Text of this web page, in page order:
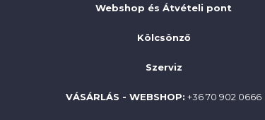
Webshop és Átvételi pont
Kölcsönző
Szerviz
VÁSÁRLÁS - WEBSHOP: +36 70 902 0666